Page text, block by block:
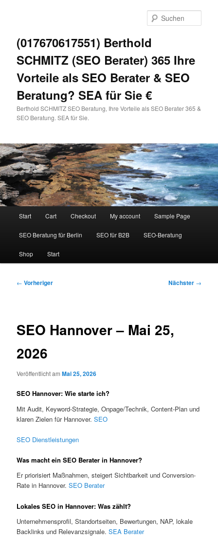
(017670617551) Berthold
SCHMITZ (SEO Berater) 365 Ihre
Vorteile als SEO Berater & SEO
Beratung? SEA für Sie €
Berthold SCHMITZ SEO Beratung, Ihre Vorteile als SEO Berater 365 &
SEO Beratung. SEA für Sie.
Start Cart Checkout My account Sample Page
SEO Beratung für Berlin SEO für B2B SEO-Beratung
Shop Start
Beitragsnavigation
← Vorheriger Nächster →
SEO Hannover – Mai 25,
2026
Veröffentlicht amMai 25, 2026
SEO Hannover: Wie starte ich?
Mit Audit, Keyword-Strategie, Onpage/Technik, Content-Plan und
klaren Zielen für Hannover.SEO
SEO Dienstleistungen
Was macht ein SEO Berater in Hannover?
Er priorisiert Maßnahmen, steigert Sichtbarkeit und Conversion-
Rate in Hannover.SEO Berater
Lokales SEO in Hannover: Was zählt?
Unternehmensprofil, Standortseiten, Bewertungen, NAP, lokale
Backlinks und Relevanzsignale.SEA Berater